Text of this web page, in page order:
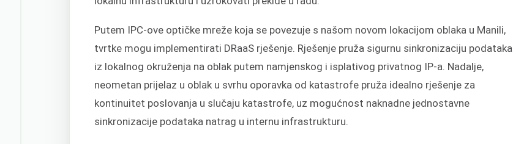
Putem IPC-ove optičke mreže koja se povezuje s našom novom lokacijom oblaka u Manili,
tvrtke mogu implementirati DRaaS rješenje. Rješenje pruža sigurnu sinkronizaciju podataka
iz lokalnog okruženja na oblak putem namjenskog i isplativog privatnog IP-a. Nadalje,
neometan prijelaz u oblak u svrhu oporavka od katastrofe pruža idealno rješenje za
kontinuitet poslovanja u slučaju katastrofe, uz mogućnost naknadne jednostavne
sinkronizacije podataka natrag u internu infrastrukturu.